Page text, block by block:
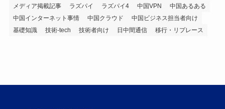
メディア掲載記事
ラズパイ ラズパイ4 中国VPN
中国あるある
中国インターネット事情
中国クラウド
中国ビジネス担当者向け
基礎知識
技術-tech 技術者向け 日中間通信 移行・リプレース